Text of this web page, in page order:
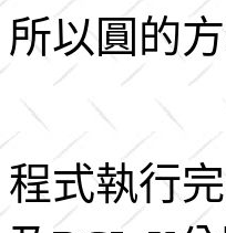
所以圓的
程式執行